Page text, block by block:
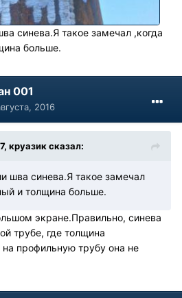
синева.Я такое замечал ,когда
больше.
001
2016
круазик сказал:
шва синева.Я такое замечал
и толщина больше.
экране.Правильно, синева
трубе, где толщина
на профильную трубу она не